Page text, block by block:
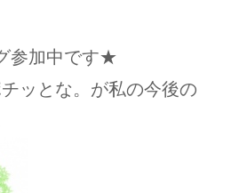
参加中です★
ッとな。が私の今後の